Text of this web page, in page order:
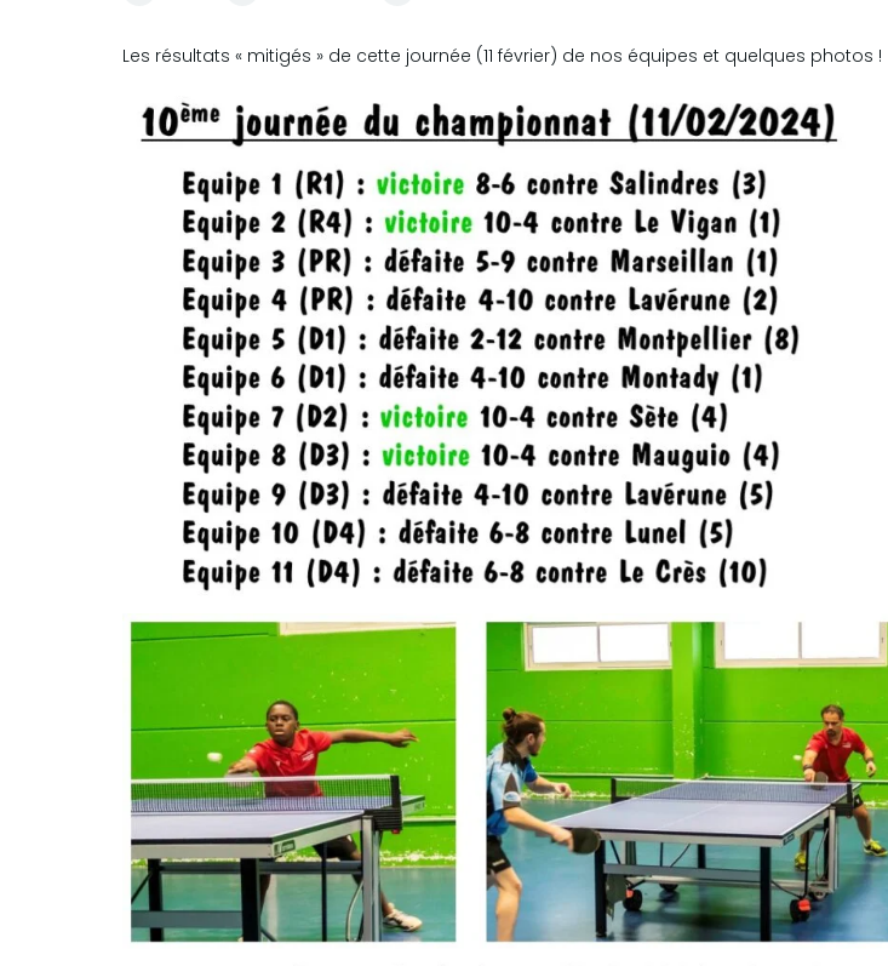
Les résultats « mitigés » de cette journée (11 février) de nos équipes et quelques photos !